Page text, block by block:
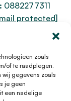
zoals
of te raadplegen.
wij gegevens zoals
je geen
een nadelige
0882277311
protected]